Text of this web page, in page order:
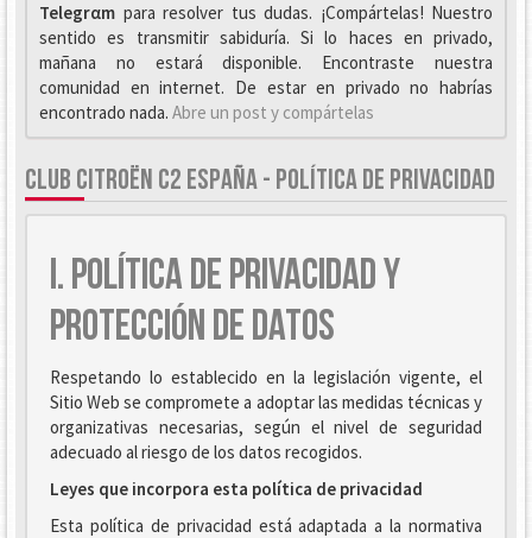
Telegrαm para resolver tus dudas. ¡Compártelas! Nuestro
sentido es transmitir sabiduría. Si lo haces en privado,
mañana no estará disponible. Encontraste nuestra
comunidad en internet. De estar en privado no habrías
encontrado nada. Abre un post y compártelas
CLUB CITROËN C2 ESPAÑA - POLÍTICA DE PRIVACIDAD
I. POLÍTICA DE PRIVACIDAD Y
PROTECCIÓN DE DATOS
Respetando lo establecido en la legislación vigente, el
Sitio Web se compromete a adoptar las medidas técnicas y
organizativas necesarias, según el nivel de seguridad
adecuado al riesgo de los datos recogidos.
Leyes que incorpora esta política de privacidad
Esta política de privacidad está adaptada a la normativa